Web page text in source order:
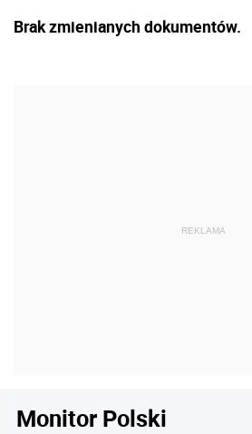
Brak zmienianych dokumentów.
Monitor Polski